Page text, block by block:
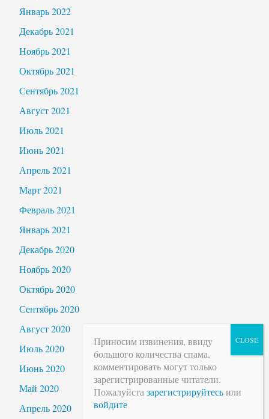
Январь 2022
Декабрь 2021
Ноябрь 2021
Октябрь 2021
Сентябрь 2021
Август 2021
Июль 2021
Июнь 2021
Апрель 2021
Март 2021
Февраль 2021
Январь 2021
Декабрь 2020
Ноябрь 2020
Октябрь 2020
Сентябрь 2020
Август 2020
Июль 2020
Июнь 2020
Май 2020
Апрель 2020
Приносим извинения, ввиду
большого количества спама,
комментировать могут только
зарегистрированные читатели.
Пожалуйста зарегистрируйтесьили
войдите